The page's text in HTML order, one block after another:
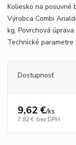
Koliesko na posuvné
Výrobca Combi
kg. Povrchová
Technické parametre
Dostupnosť
9,62 €/ks
7,82 € bez DPH